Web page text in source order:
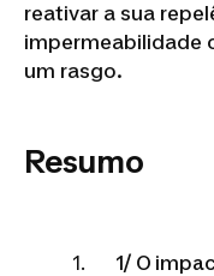
reativar a sua
impermeabilidade
um rasgo.
Resumo
1/ O